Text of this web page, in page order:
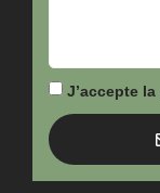
J’accepte la